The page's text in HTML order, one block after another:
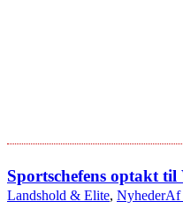
Sportschefens optakt til
Landshold & Elite, NyhederAf